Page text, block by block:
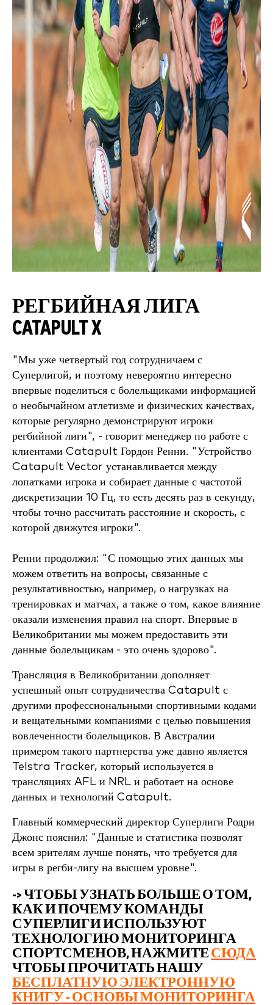
РЕГБИЙНАЯ ЛИГА
CATAPULT X
"Мы уже четвертый год сотрудничаем с
Суперлигой, и поэтому невероятно интересно
впервые поделиться с болельщиками информацией
о необычайном атлетизме и физических качествах,
которые регулярно демонстрируют игроки
регбийной лиги", - говорит менеджер по работе с
клиентами Catapult Гордон Ренни. "Устройство
Catapult Vector устанавливается между
лопатками игрока и собирает данные с частотой
дискретизации 10 Гц, то есть десять раз в секунду,
чтобы точно рассчитать расстояние и скорость, с
которой движутся игроки".
Ренни продолжил: "С помощью этих данных мы
можем ответить на вопросы, связанные с
результативностью, например, о нагрузках на
тренировках и матчах, а также о том, какое влияние
оказали изменения правил на спорт. Впервые в
Великобритании мы можем предоставить эти
данные болельщикам - это очень здорово".
Трансляция в Великобритании дополняет
успешный опыт сотрудничества Catapult с
другими профессиональными спортивными кодами
и вещательными компаниями с целью повышения
вовлеченности болельщиков. В Австралии
примером такого партнерства уже давно является
Telstra Tracker, который используется в
трансляциях AFL и NRL и работает на основе
данных и технологий Catapult.
Главный коммерческий директор Суперлиги Родри
Джонс пояснил: "Данные и статистика позволят
всем зрителям лучше понять, что требуется для
игры в регби-лигу на высшем уровне".
-> ЧТОБЫ УЗНАТЬ БОЛЬШЕ О ТОМ,
КАК И ПОЧЕМУ КОМАНДЫ
СУПЕРЛИГИ ИСПОЛЬЗУЮТ
ТЕХНОЛОГИЮ МОНИТОРИНГА
СПОРТСМЕНОВ, НАЖМИТЕСЮДА
ЧТОБЫ ПРОЧИТАТЬ НАШУ
БЕСПЛАТНУЮ ЭЛЕКТРОННУЮ
КНИГУ - ОСНОВЫ МОНИТОРИНГА